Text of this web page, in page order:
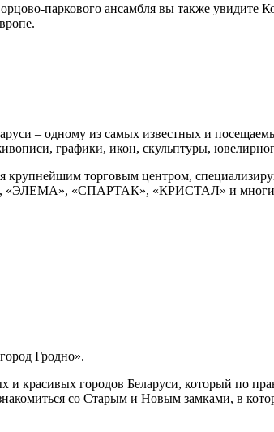
паркового ансамбля вы также увидите
– одному из самых известных и
графики, икон, скульптуры,
торговым центром,
«СПАРТАК», «КРИСТАЛ» и
Гродно».
красивых городов Беларуси, который по
со Старым и Новым замками, в